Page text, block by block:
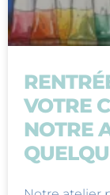
VOTRE
NOTRE